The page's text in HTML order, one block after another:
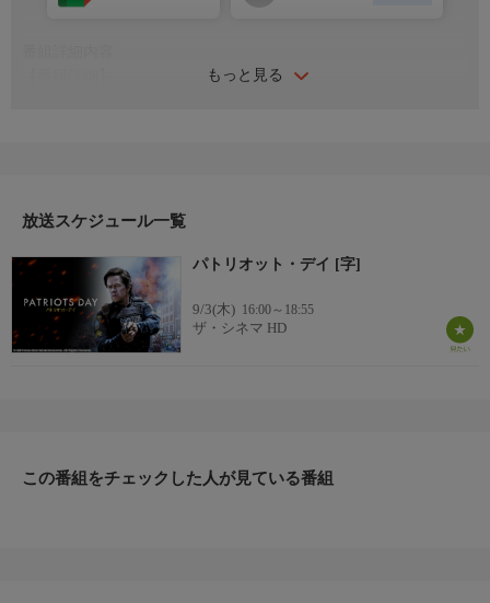
もっと見る
【出演】マーク・ウォールバーグ、ケヴィン・ベーコン、ジョ
放送スケジュール一覧
パトリオット・デイ [字]
9/3(木) 16:00～18:55
ザ・シネマ HD
この番組をチェックした人が見ている番組